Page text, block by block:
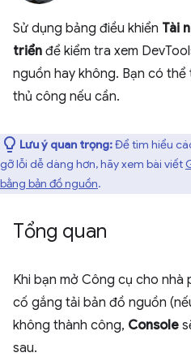
Sử dụng bảng điều khiển Tài
triển để kiểm tra xem
nguồn hay không. Bạn có
thủ công nếu cần.
Lưu ý quan trọng:Để tìm hiểu
gỡ lỗi dễ dàng hơn, hãy xem bài viết
bằng bản đồ nguồn.
Tổng quan
Khi bạn mở Công cụ cho
cố gắng tải bản đồ nguồn
không thành công, Console
sau.